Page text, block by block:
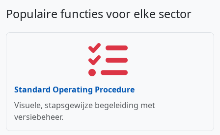
Populaire functies voor elke sector
Standard Operating Procedure
Visuele, stapsgewijze begeleiding met
versiebeheer.